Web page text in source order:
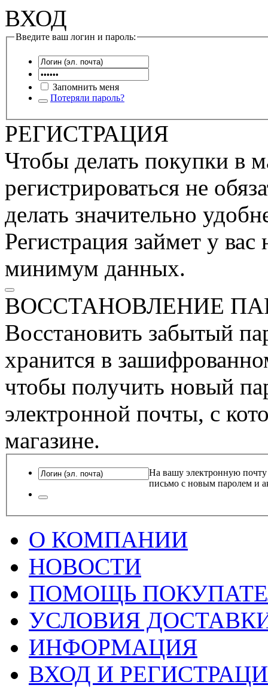
ВХОД
Введите ваш логин и пароль:
Запомнить меня
Потеряли пароль?
РЕГИСТРАЦИЯ
Чтобы делать покупки в
регистрироваться не
делать значительно
Регистрация займет у
минимум данных.
ВОССТАНОВЛЕНИЕ
Восстановить забытый
хранится в
чтобы получить новый
электронной почты, с
магазине.
На вашу электронную почту
письмо с новым паролем и
О КОМПАНИИ
НОВОСТИ
ПОМОЩЬ
УСЛОВИЯ
ИНФОРМАЦИЯ
ВХОД И